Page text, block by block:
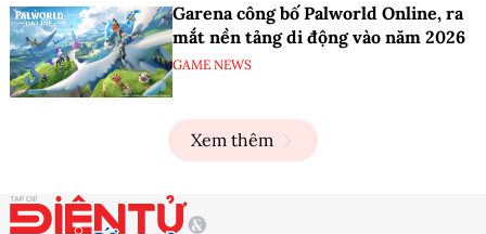
Garena công bố Palworld Online, ra
mắt nền tảng di động vào năm 2026
GAME NEWS
Xem thêm